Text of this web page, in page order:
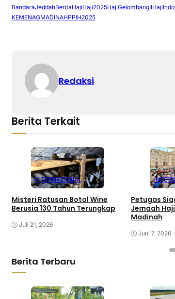
BandaraJeddahBeritaHajiHaji2025HajiGelombangII
KEMENAGMADINAHPPIH2025
Redaksi
Berita Terkait
INTERNASIONAL
Misteri Ratusan Botol Wine
Berusia 130 Tahun Terungkap
Juli 21, 2026
Petugas
Jemaah
Madinah
Juni 7, 2026
Berita Terbaru